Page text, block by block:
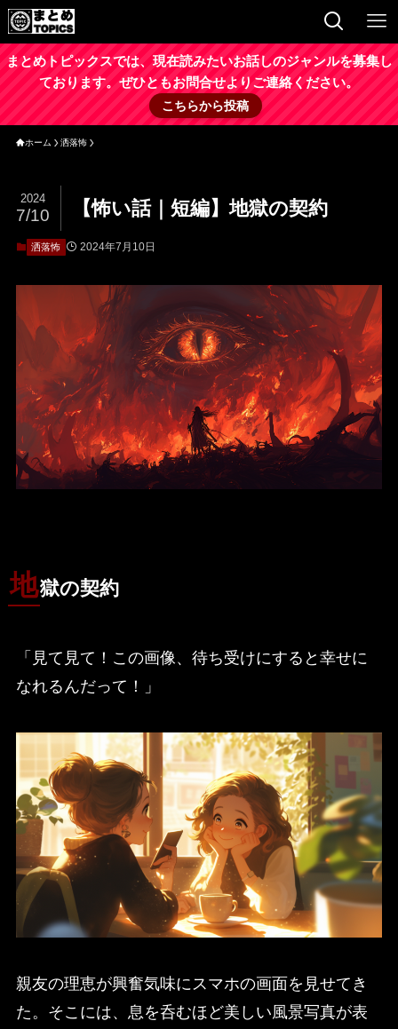
まとめトピックスでは、現在読みたいお話しのジャンルを募集し
ております。ぜひともお問合せよりご連絡ください。
こちらから投稿
ホーム 洒落怖
【怖い話｜短編】地獄の契約
2024
7/10
洒落怖 2024年7月10日
地獄の契約
「見て見て！この画像、待ち受けにすると幸せに
なれるんだって！」
親友の理恵が興奮気味にスマホの画面を見せてき
た。そこには、息を呑むほど美しい風景写真が表